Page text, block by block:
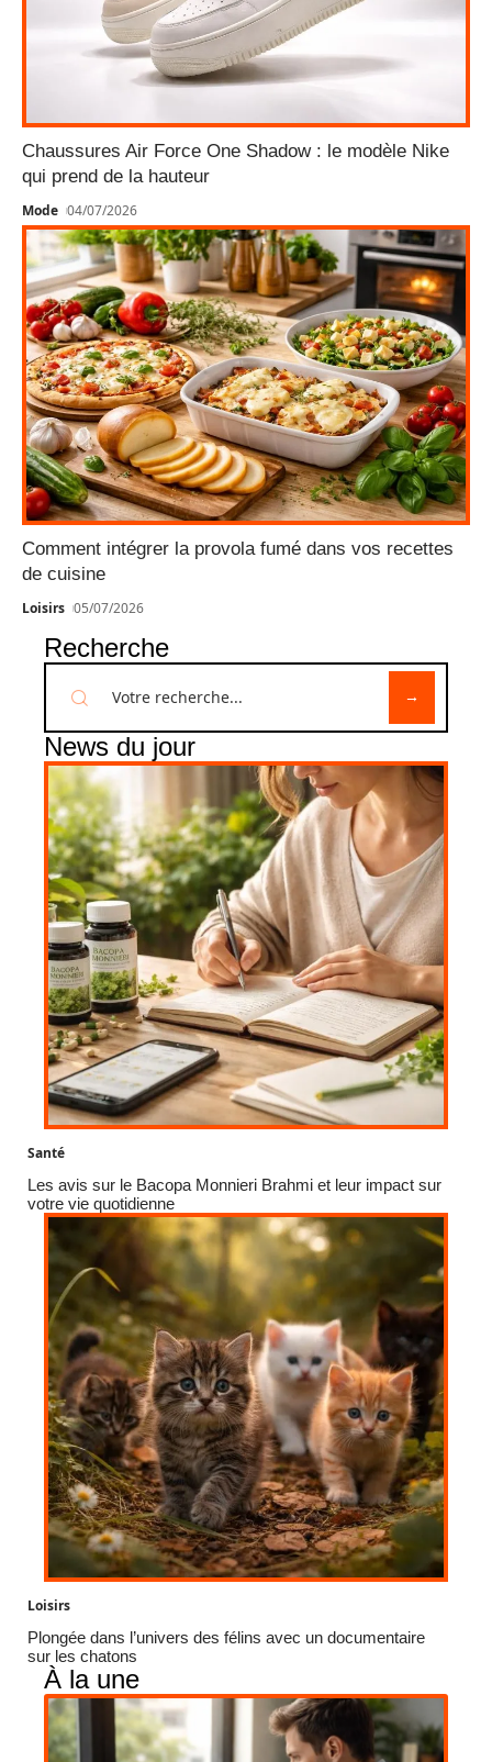
Chaussures Air Force One Shadow : le modèle Nike
qui prend de la hauteur
Mode 04/07/2026
Comment intégrer la provola fumé dans vos recettes
de cuisine
Loisirs 05/07/2026
Recherche
News du jour
Santé
Les avis sur le Bacopa Monnieri Brahmi et leur impact sur
votre vie quotidienne
Loisirs
Plongée dans l’univers des félins avec un documentaire
sur les chatons
À la une